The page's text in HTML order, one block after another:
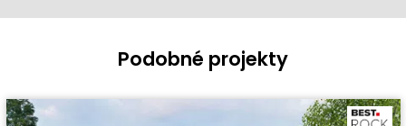
Podobné projekty